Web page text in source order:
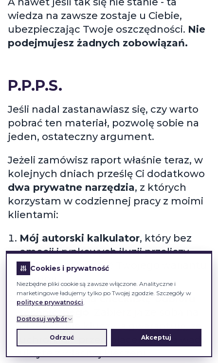
A nawet jeśli tak się nie stanie - ta
wiedza na zawsze zostaje u Ciebie,
ubezpieczając Twoje oszczędności.
podejmujesz żadnych zobowiązań.
P.P.P.S.
Jeśli nadal zastanawiasz się, czy warto
pobrać ten materiał, pozwolę sobie na
jeden, ostateczny argument.
Jeżeli zamówisz raport właśnie teraz, w
kolejnych dniach prześlę Ci dodatkowo
dwa prywatne narzędzia , z których
korzystam w codziennej pracy z moimi
Mój autorski kalkulator, który bez
emocji i rynkowych iluzji przeliczy
realną rentowność Twojego wariantu
zakupu.
Moją prywatną checklistę odbioru
technicznego
przekazanie kluczy, a gwarantuję, że
uchroni Cię przed płaceniem za wady
Cookies i prywatność
Niezbędne pliki cookie są zawsze włączone. Analityczne i
marketingowe ładujemy tylko po Twojej zgodzie. Szczegóły w
polityce prywatności.
Dostosuj wybór
Odrzuć Akceptuj